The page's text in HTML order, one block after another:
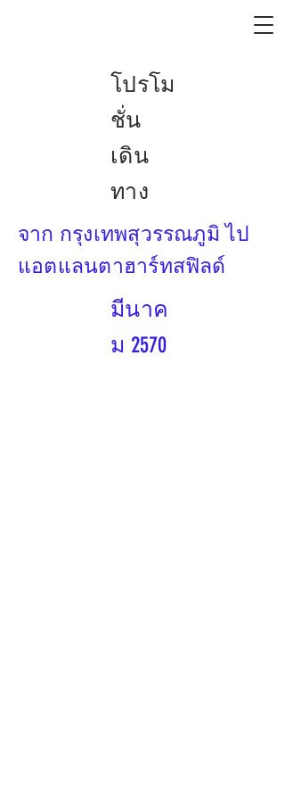
โปรโม
ชั่น
เดิน
ทาง
จาก กรุงเทพสุวรรณภูมิ ไป
แอตแลนตาฮาร์ทสฟิลด์
มีนาค
ม 2570